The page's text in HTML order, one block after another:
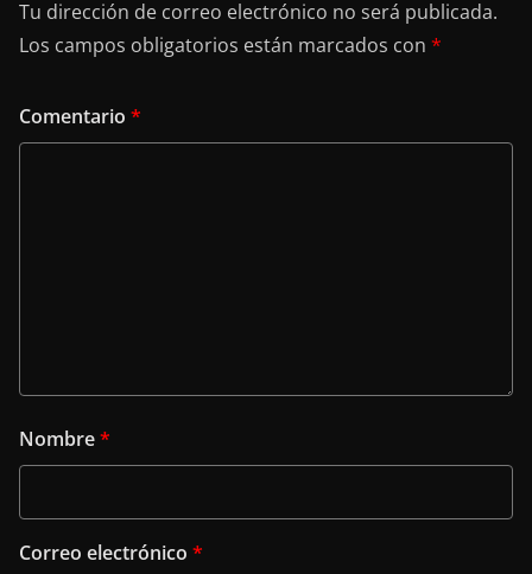
Tu dirección de correo electrónico no será publicada.
Los campos obligatorios están marcados con *
Comentario *
Nombre*
Correo electrónico *